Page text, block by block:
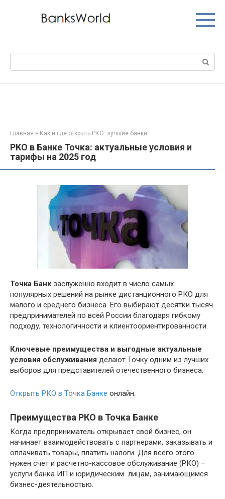
Поиск:
Главная » Как и где открыть РКО: лучшие банки
РКО в Банке Точка: актуальные условия и
тарифы на 2025 год
Точка Банкзаслуженно входит в число самых
популярных решений на рынке дистанционного РКО для
малого и среднего бизнеса. Его выбирают десятки тысяч
предпринимателей по всей России благодаря гибкому
подходу, технологичности и клиентоориентированности.
Ключевые преимущества и выгодные актуальные
условия обслуживания делают Точку одним из лучших
выборов для представителей отечественного бизнеса.
Открыть РКО в Точка Банке онлайн.
Преимущества РКО в Точка Банке
Когда предприниматель открывает свой бизнес, он
начинает взаимодействовать с партнерами, заказывать и
оплачивать товары, платить налоги. Для всего этого
нужен счет и расчетно-кассовое обслуживание (РКО) –
услуги банка ИП и юридическим лицам, занимающимся
бизнес-деятельностью.